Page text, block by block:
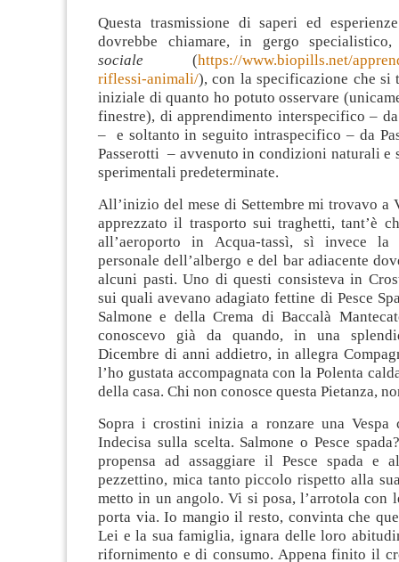
Questa trasmissione di saperi ed
dovrebbe chiamare, in gergo
sociale (https://www.biopills.net/
riflessi-animali/), con la specificazione che si
iniziale di quanto ho potuto osservare
finestre), di apprendimento interspecifico –
– e soltanto in seguito intraspecifico – da
Passerotti – avvenuto in condizioni naturali e
sperimentali predeterminate.
All’inizio del mese di Settembre mi trovavo a
apprezzato il trasporto sui traghetti, tant’è
all’aeroporto in Acqua-tassì, sì invece la
personale dell’albergo e del bar adiacente
alcuni pasti. Uno di questi consisteva in
sui quali avevano adagiato fettine di Pesce
Salmone e della Crema di Baccalà
conoscevo già da quando, in una
Dicembre di anni addietro, in allegra
l’ho gustata accompagnata con la Polenta
della casa. Chi non conosce questa Pietanza,
Sopra i crostini inizia a ronzare una Vespa
Indecisa sulla scelta. Salmone o Pesce
propensa ad assaggiare il Pesce spada e
pezzettino, mica tanto piccolo rispetto alla
metto in un angolo. Vi si posa, l’arrotola con
porta via. Io mangio il resto, convinta che
Lei e la sua famiglia, ignara delle loro
rifornimento e di consumo. Appena finito il